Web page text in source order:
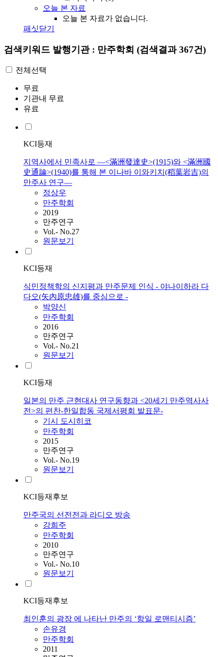
오늘 본 자료
오늘 본 자료가 없습니다.
패싯닫기
검색키워드 발행기관 : 만주학회 (검색결과 367건)
전체선택
무료
기관내 무료
유료
KCI등재
지역사에서 민족사로 —<滿洲發達史>(1915)와 <滿洲國
史通論>(1940)를 통해 본 이나바 이와키치(稻葉岩吉)의
만주사 연구—
정상우
만주학회
2019
만주연구
Vol.- No.27
원문보기
KCI등재
식민정책학의 신지평과 만주문제 인식 - 야나이하라 다
다오(矢內原忠雄)를 중심으로 -
박양신
만주학회
2016
만주연구
Vol.- No.21
원문보기
KCI등재
일본의 만주 근현대사 연구동향과 <20세기 만주역사사
전>의 편찬-한일합동 국제서평회 발표문-
기시 도시히코
만주학회
2015
만주연구
Vol.- No.19
원문보기
KCI등재후보
만주국의 선전전과 라디오 방송
강희주
만주학회
2010
만주연구
Vol.- No.10
원문보기
KCI등재후보
최인훈의 광장 에 나타난 만주의 ‘항일 로맨티시즘’
손유경
만주학회
2011